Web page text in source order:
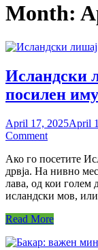
Month:
Исландски
посилен
April 17, 2025April
Commenton
лишај:
За
здраво
грло,
посилен
Ако го посетите
дрвја. На нивно
лава, од кои голем
исландски мов,
Read More